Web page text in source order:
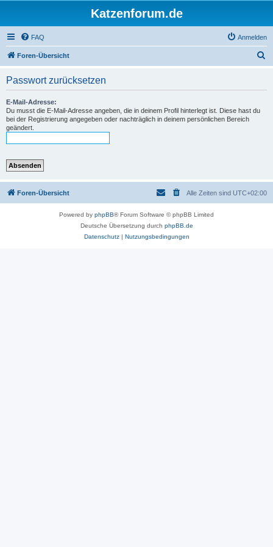
Katzenforum.de
FAQ Anmelden
Foren-Übersicht
Passwort zurücksetzen
E-Mail-Adresse:
Du musst die E-Mail-Adresse angeben, die in deinem Profil hinterlegt ist. Diese hast du
bei der Registrierung angegeben oder nachträglich in deinem persönlichen Bereich
geändert.
Foren-Übersicht Alle Zeiten sind UTC+02:00
Powered by phpBB® Forum Software © phpBB Limited
Deutsche Übersetzung durch phpBB.de
Datenschutz| Nutzungsbedingungen